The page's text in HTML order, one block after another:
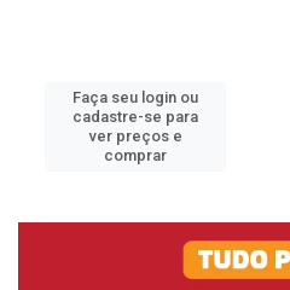
Faça seu login ou
cadastre-se para
ver preços e
comprar